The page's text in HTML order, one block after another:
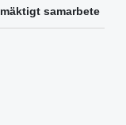
samarbete